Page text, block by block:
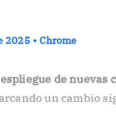
2025 •Chrome
de nuevas
un cambio